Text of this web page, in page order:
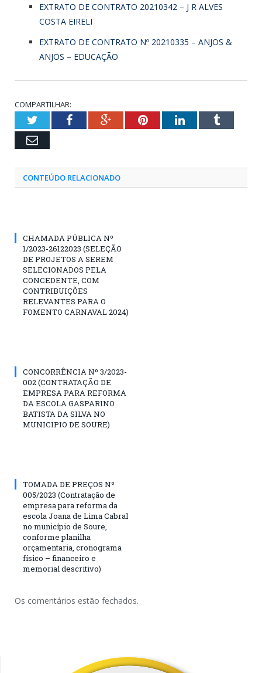
EXTRATO DE CONTRATO 20210342 – J R ALVES
COSTA EIRELI
EXTRATO DE CONTRATO Nº 20210335 – ANJOS &
ANJOS – EDUCAÇÃO
COMPARTILHAR:
TwitterFacebookGoogle+PinterestLinkedInTumblr
Email
CONTEÚDO RELACIONADO
CHAMADA PÚBLICA Nº
1/2023-26122023 (SELEÇÃO
DE PROJETOS A SEREM
SELECIONADOS PELA
CONCEDENTE, COM
CONTRIBUIÇÕES
RELEVANTES PARA O
FOMENTO CARNAVAL 2024)
CONCORRÊNCIA Nº 3/2023-
002 (CONTRATAÇÃO DE
EMPRESA PARA REFORMA
DA ESCOLA GASPARINO
BATISTA DA SILVA NO
MUNICIPIO DE SOURE)
TOMADA DE PREÇOS Nº
005/2023 (Contratação de
empresa para reforma da
escola Joana de Lima Cabral
no município de Soure,
conforme planilha
orçamentaria, cronograma
físico – financeiro e
memorial descritivo)
Os comentários estão fechados.